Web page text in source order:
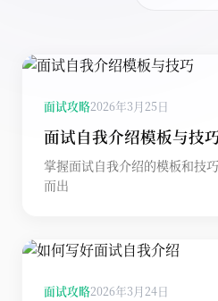
面试攻略2026年3月25日
面试自我介绍模板与技
掌握面试自我介绍的模板和技
而出
面试攻略2026年3月24日